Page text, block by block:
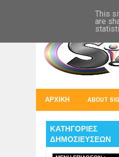
EUROPE
ΑΡΧΙΚΗ ABOUT
ΚΑΤΗΓΟΡΙΕΣ
ΔΗΜΟΣΙΕΥΣΕΩΝ
This
are